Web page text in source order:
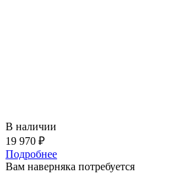
В наличии
19 970 ₽
Подробнее
Вам наверняка потребуется